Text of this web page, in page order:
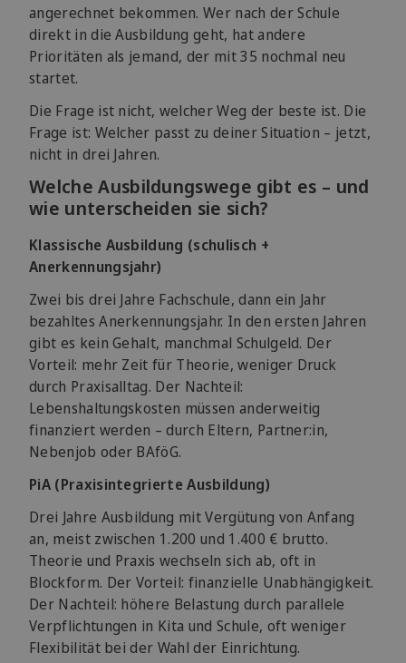
angerechnet bekommen. Wer nach der Schule
direkt in die Ausbildung geht, hat andere
Prioritäten als jemand, der mit 35 nochmal neu
startet.
Die Frage ist nicht, welcher Weg der beste ist. Die
Frage ist: Welcher passt zu deiner Situation – jetzt,
nicht in drei Jahren.
Welche Ausbildungswege gibt es – und
wie unterscheiden sie sich?
Klassische Ausbildung (schulisch +
Anerkennungsjahr)
Zwei bis drei Jahre Fachschule, dann ein Jahr
bezahltes Anerkennungsjahr. In den ersten Jahren
gibt es kein Gehalt, manchmal Schulgeld. Der
Vorteil: mehr Zeit für Theorie, weniger Druck
durch Praxisalltag. Der Nachteil:
Lebenshaltungskosten müssen anderweitig
finanziert werden – durch Eltern, Partner:in,
Nebenjob oder BAföG.
PiA (Praxisintegrierte Ausbildung)
Drei Jahre Ausbildung mit Vergütung von Anfang
an, meist zwischen 1.200 und 1.400 € brutto.
Theorie und Praxis wechseln sich ab, oft in
Blockform. Der Vorteil: finanzielle Unabhängigkeit.
Der Nachteil: höhere Belastung durch parallele
Verpflichtungen in Kita und Schule, oft weniger
Flexibilität bei der Wahl der Einrichtung.